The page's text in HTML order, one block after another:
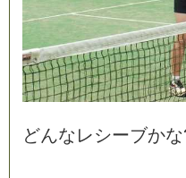
どんなレシーブかな